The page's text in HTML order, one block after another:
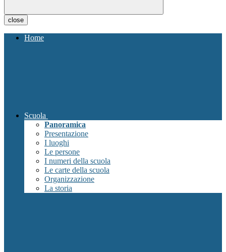
close
Home
Scuola
Panoramica
Presentazione
I luoghi
Le persone
I numeri della scuola
Le carte della scuola
Organizzazione
La storia